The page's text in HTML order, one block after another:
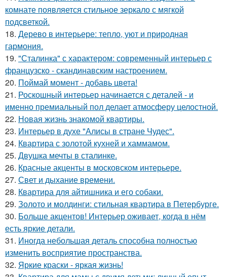
комнате появляется стильное зеркало с мягкой
подсветкой.
18. Дерево в интерьере: тепло, уют и природная
гармония.
19. "Сталинка" с характером: современный интерьер с
французско - скандинавским настроением.
20. Поймай момент - добавь цвета!
21. Роскошный интерьер начинается с деталей - и
именно премиальный пол делает атмосферу целостной.
22. Новая жизнь знакомой квартиры.
23. Интерьер в духе "Алисы в стране Чудес".
24. Квартира с золотой кухней и хаммамом.
25. Двушка мечты в сталинке.
26. Красные акценты в московском интерьере.
27. Свет и дыхание времени.
28. Квартира для айтишника и его собаки.
29. Золото и молдинги: стильная квартира в Петербурге.
30. Больше акцентов! Интерьер оживает, когда в нём
есть яркие детали.
31. Иногда небольшая деталь способна полностью
изменить восприятие пространства.
32. Яркие краски - яркая жизнь!